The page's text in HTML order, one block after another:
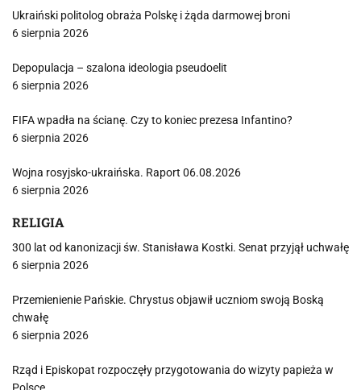
Ukraiński politolog obraża Polskę i żąda darmowej broni
6 sierpnia 2026
Depopulacja – szalona ideologia pseudoelit
6 sierpnia 2026
FIFA wpadła na ścianę. Czy to koniec prezesa Infantino?
6 sierpnia 2026
Wojna rosyjsko-ukraińska. Raport 06.08.2026
6 sierpnia 2026
RELIGIA
300 lat od kanonizacji św. Stanisława Kostki. Senat przyjął uchwałę
6 sierpnia 2026
Przemienienie Pańskie. Chrystus objawił uczniom swoją Boską
chwałę
6 sierpnia 2026
Rząd i Episkopat rozpoczęły przygotowania do wizyty papieża w